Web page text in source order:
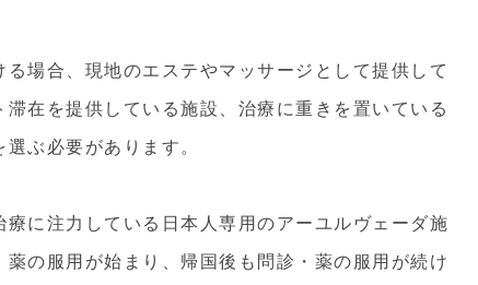
場合、現地のエステやマッサージとして提供して
在を提供している施設、治療に重きを置いている
ぶ必要があります。
に注力している日本人専用のアーユルヴェーダ施
の服用が始まり、帰国後も問診・薬の服用が続け